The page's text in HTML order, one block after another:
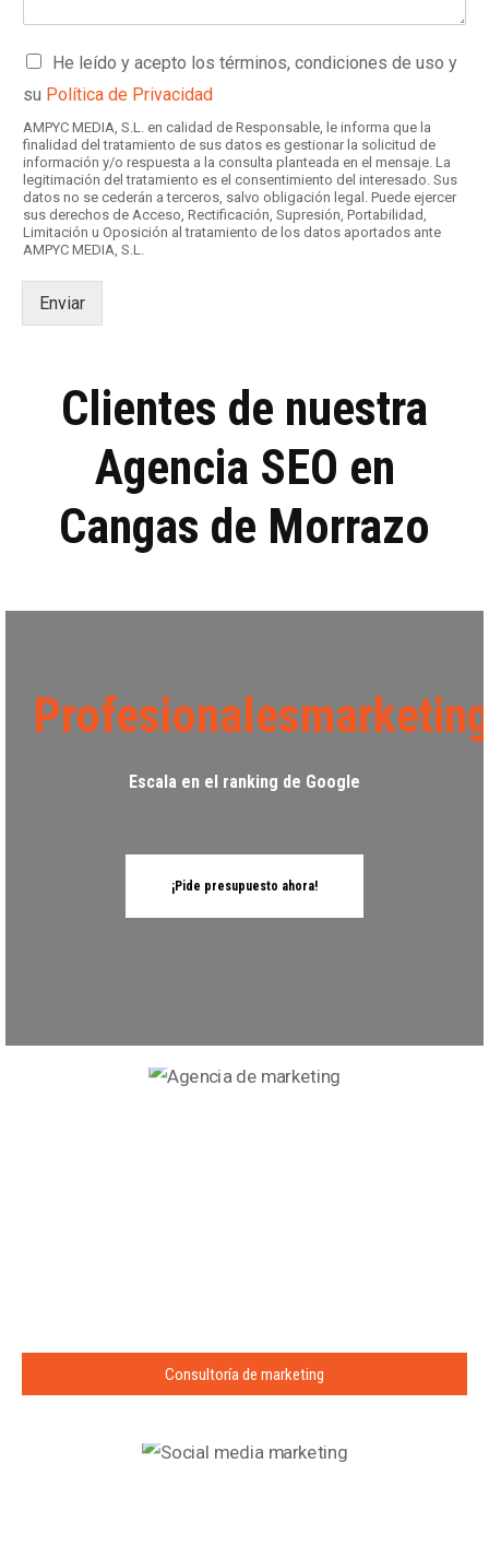
C
s
i
l
l
a
s
d
e
He leído y acepto los términos, condiciones de uso y
su Política de Privacidad
AMPYC MEDIA, S.L. en calidad de Responsable, le informa que la
finalidad del tratamiento de sus datos es gestionar la solicitud de
información y/o respuesta a la consulta planteada en el mensaje. La
legitimación del tratamiento es el consentimiento del interesado. Sus
datos no se cederán a terceros, salvo obligación legal. Puede ejercer
sus derechos de Acceso, Rectificación, Supresión, Portabilidad,
Limitación u Oposición al tratamiento de los datos aportados ante
AMPYC MEDIA, S.L.
Enviar
Clientes de nuestra
Agencia SEO en
Cangas de Morrazo
Profesionalesmarketing
Escala en el ranking de Google
¡Pide presupuesto ahora!
Consultoría de marketing